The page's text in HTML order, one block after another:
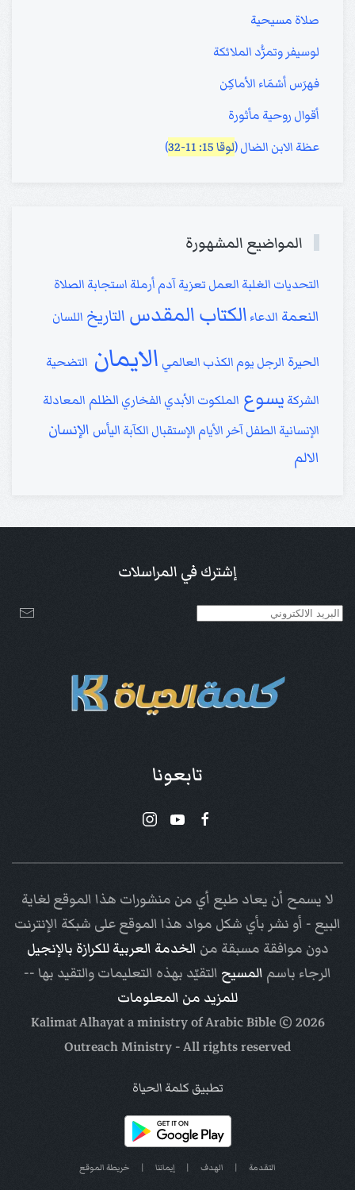
صلاة مسيحية
لوسيفر وتمرُّد الملائكة
فهرَس أسْمَاء الأماكِن
أقوال روحية مأثورة
عظة الابن الضال (لوقا 15: 11-32 )
المواضيع المشهورة
التحديات الغلبة العمل تعزيةآدم أرملة استجابة الصلاة
النعمة الدعاء الكتاب المقدس التاريخ اللسان
الحيرة الرجل يوم الكذب العالمي الايمان التضحية
الشركة يسوع الملكوت الأبدي الفخاري الظلم المعادلة
الإنسانية الطفلآخر الأيام الإستقبال الكآبة اليأس الإنسان
الالم
إشترك في المراسلات
تابعونا
لا يسمح أن يعاد طبع أي من منشورات هذا الموقع لغاية
البيع - أو نشر بأي شكل مواد هذا الموقع على شبكة الإنترنت
دون موافقة مسبقة من الخدمة العربية للكرازة بالإنجيل
الرجاء باسم المسيح التقيّد بهذه التعليمات والتقيد بها --
للمزيد من المعلومات
2026
© Kalimat Alhayat a ministry of
Arabic Bible
Outreach Ministry- All rights reserved
تطبيق كلمة الحياة
التقدمة | الهدف | إيماننا | خريطة الموقع